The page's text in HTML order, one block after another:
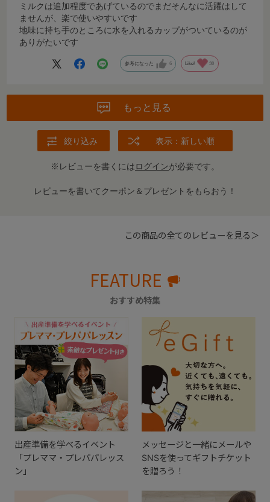
ミルクは追加程度であげているのでまだそんなに活躍はして
ませんが、楽で使いやすいです
地味に持ち手のところに水を入れるカップがついているのが
ありがたいです
参考になった 6 Like! 30
もっと見る
絞り込み 表示：新しい順
※レビューを書くにはログインが必要です。
レビューを書いてクーポン＆プレゼントをもらおう！
この商品の全てのレビューを見る＞
FEATURE
おすすめ特集
出産準備を学べるイベント
「プレママ・プレパパレッス
ン」
メッセージと一緒にメールや
SNSを使ってギフトチケット
を贈ろう！